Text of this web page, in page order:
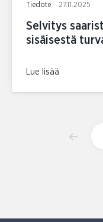
Tiedote 27.11.2025
Selvitys
sisäisestä
Lue lisää